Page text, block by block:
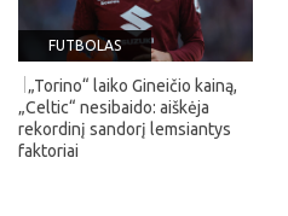
FUTBOLAS
„Torino“ laiko Gineičio kainą,
„Celtic“ nesibaido: aiškėja
rekordinį sandorį lemsiantys
faktoriai